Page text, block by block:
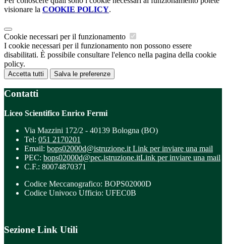
visionare la COOKIE POLICY.
Cookie necessari per il funzionamento
I cookie necessari per il funzionamento non possono essere
disabilitati. È possibile consultare l'elenco nella pagina della cookie
policy.
Accetta tutti Salva le preferenze
Contatti
Liceo Scientifico Enrico Fermi
Via Mazzini 172/2 - 40139 Bologna (BO)
Tel: 051 2170201
Email: bops02000d@istruzione.it Link per inviare una mail
PEC: bops02000d@pec.istruzione.itLink per inviare una mail
C.F.: 80074870371
Codice Meccanografico: BOPS02000D
Codice Univoco Ufficio: UFEC0B
Sezione Link Utili